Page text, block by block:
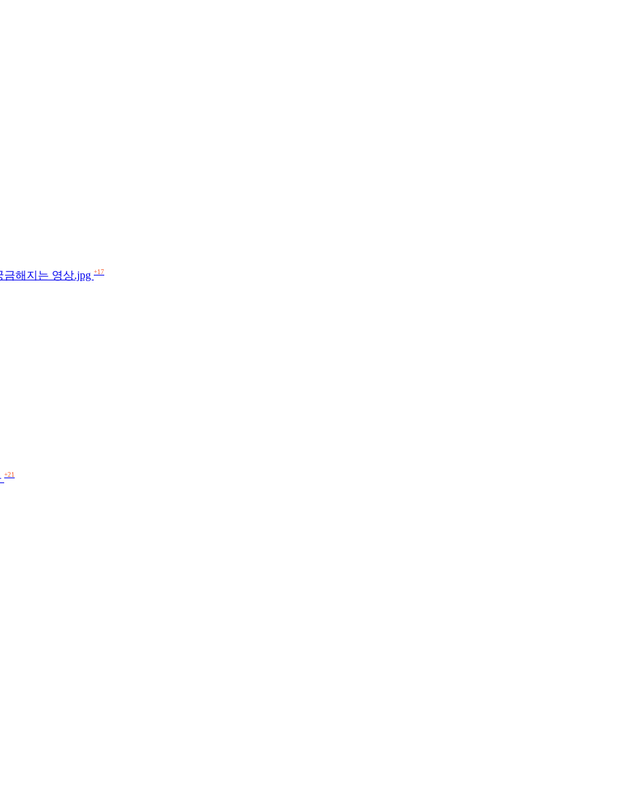
해지는 영상.jpg +17
+21